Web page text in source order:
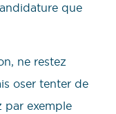
que
ne restez
oser tenter de
par exemple